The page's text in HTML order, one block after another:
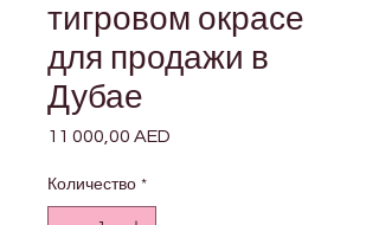
тигровом окрасе
для продажи в
Дубае
11 000,00 AED
Количество *